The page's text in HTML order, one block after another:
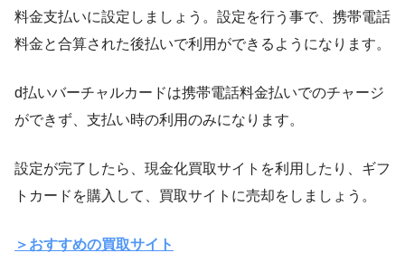
料金支払いに設定しましょう。設定を行う事で、携帯電話
料金と合算された後払いで利用ができるようになります。
d払いバーチャルカードは携帯電話料金払いでのチャージ
ができず、支払い時の利用のみになります。
設定が完了したら、現金化買取サイトを利用したり、ギフ
トカードを購入して、買取サイトに売却をしましょう。
＞おすすめの買取サイト